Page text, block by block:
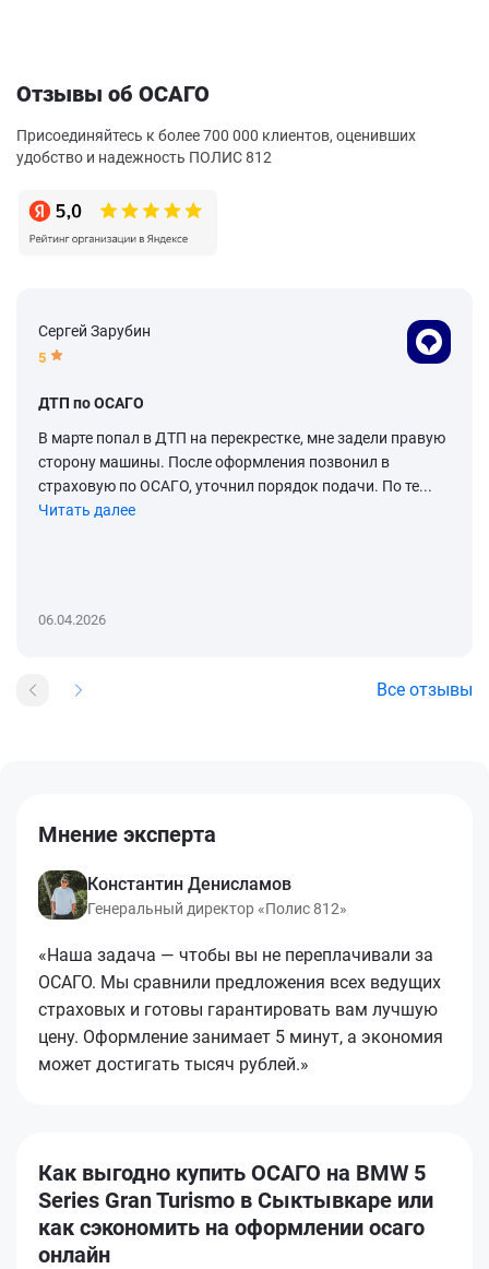
Отзывы об ОСАГО
Присоединяйтесь к более 700 000 клиентов, оценивших
удобство и надежность ПОЛИС 812
Сергей Зарубин
5
ДТП по ОСАГО
В марте попал в ДТП на перекрестке, мне задели правую
сторону машины. После оформления позвонил в
страховую по ОСАГО, уточнил порядок подачи. По те...
Читать далее
06.04.2026
Все отзывы
Мнение эксперта
Константин Денисламов
Генеральный директор «Полис 812»
«Наша задача — чтобы вы не переплачивали за
ОСАГО. Мы сравнили предложения всех ведущих
страховых и готовы гарантировать вам лучшую
цену. Оформление занимает 5 минут, а экономия
может достигать тысяч рублей.»
Как выгодно купить ОСАГО на BMW 5
Series Gran Turismo в Сыктывкаре или
как сэкономить на оформлении осаго
онлайн